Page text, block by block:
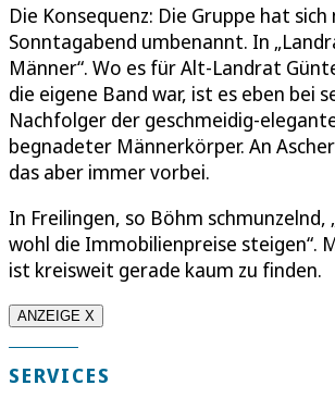
Die Konsequenz: Die Gruppe hat sich
Sonntagabend umbenannt. In
Männer“. Wo es für Alt-Landrat
die eigene Band war, ist es eben bei
Nachfolger der geschmeidig-
begnadeter Männerkörper. An
das aber immer vorbei.
In Freilingen, so Böhm
wohl die Immobilienpreise steigen“.
ist kreisweit gerade kaum zu finden.
ANZEIGE X
SERVICES